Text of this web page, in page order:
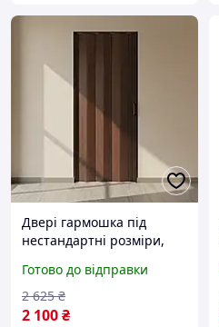
Двері гармошка під
нестандартні розміри,
82х203см. Міжкімнатні
двері гармошка.
Готово до відправки
2 100₴
2 625 ₴